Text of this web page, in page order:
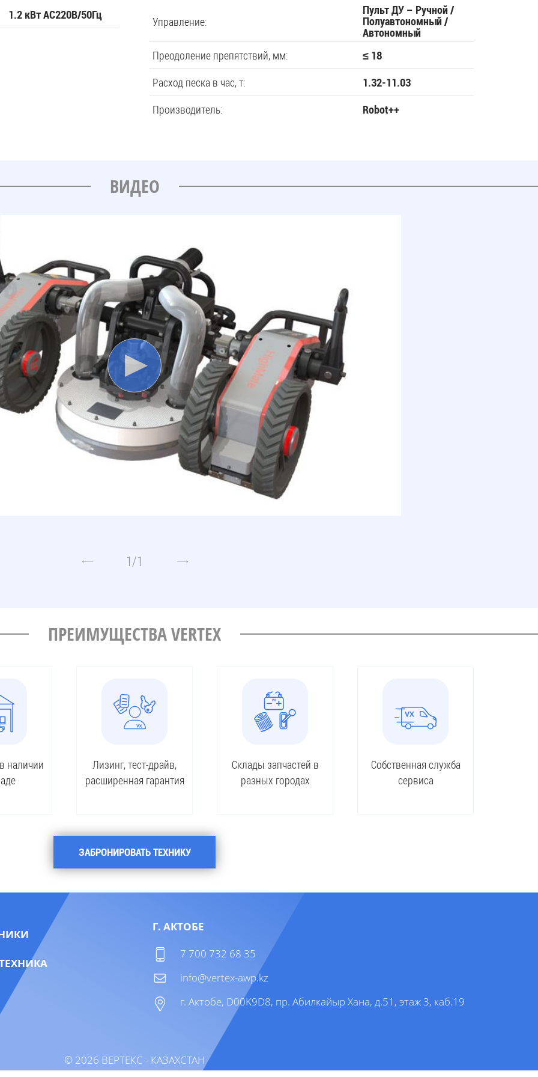
1.2 кВт AC220В/50Гц Управление:
Пульт ДУ – Ручной /
Полуавтономный /
Автономный
Преодоление препятствий, мм: ≤ 18
Расход песка в час, т: 1.32-11.03
Производитель: Robot++
ВИДЕО
1/1
ПРЕИМУЩЕСТВА VERTEX
наличии
Лизинг, тест-драйв,
расширенная гарантия
Склады запчастей в
разных городах
Собственная служба
сервиса
ЗАБРОНИРОВАТЬ ТЕХНИКУ
Г. АКТОБЕ
7 700 732 68 35
info@vertex-awp.kz
г. Актобе, D00K9D8, пр. Абилкайыр Хана, д.51, этаж 3, каб.19
© 2026 ВЕРТЕКС - КАЗАХСТАН